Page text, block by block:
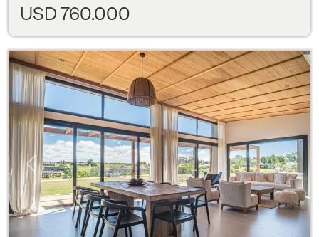
USD 760.000
Previous Next